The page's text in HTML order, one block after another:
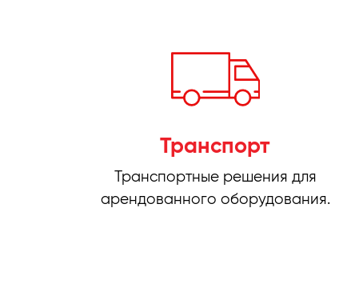
Транспорт
Транспортные решения для
арендованного оборудования.